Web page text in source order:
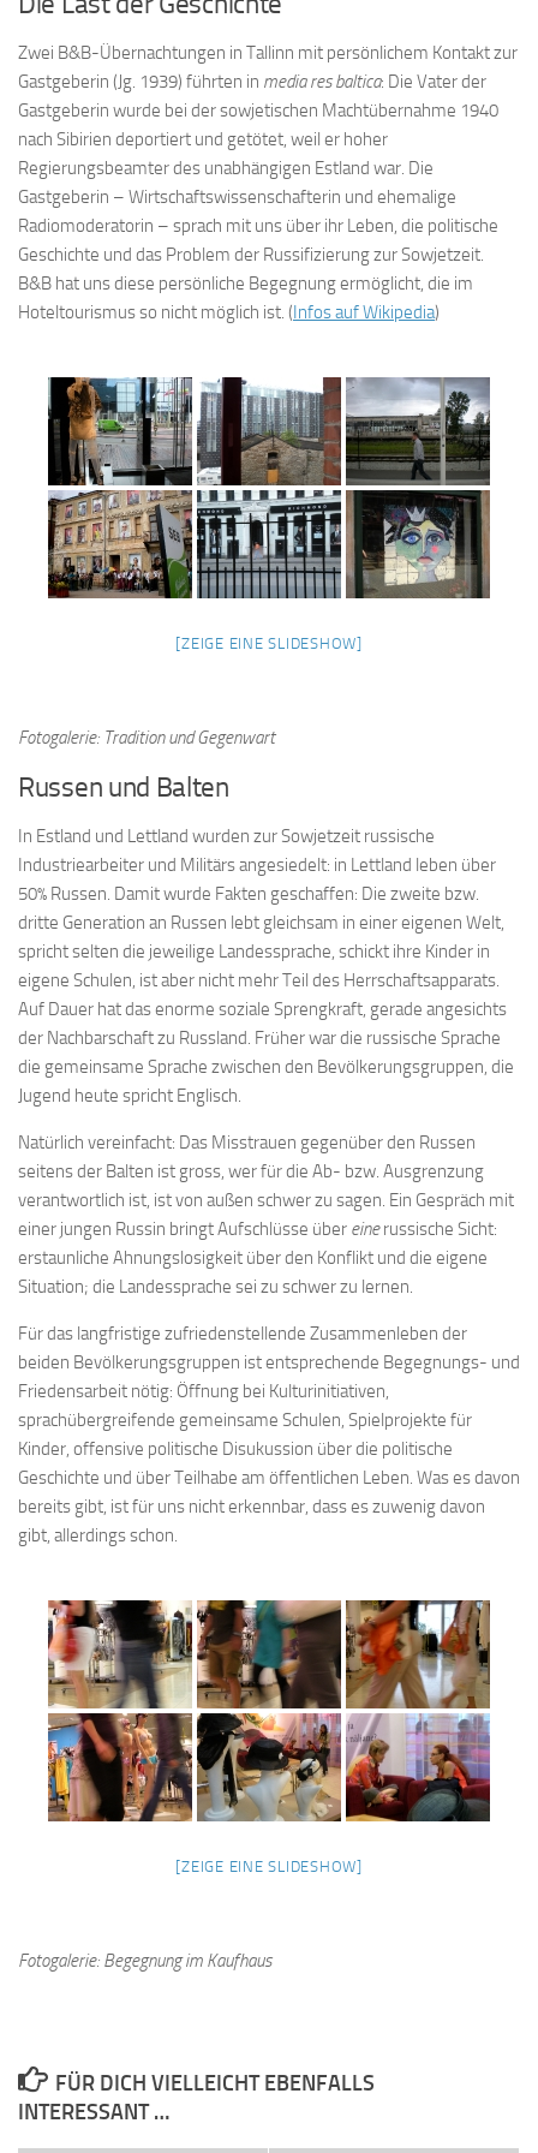
Zwei B&B-Übernachtungen in Tallinn mit persönlichem Kontakt zur
Gastgeberin (Jg. 1939) führten in media res baltica: Die Vater der
Gastgeberin wurde bei der sowjetischen Machtübernahme 1940
nach Sibirien deportiert und getötet, weil er hoher
Regierungsbeamter des unabhängigen Estland war. Die
Gastgeberin – Wirtschaftswissenschafterin und ehemalige
Radiomoderatorin – sprach mit uns über ihr Leben, die politische
Geschichte und das Problem der Russifizierung zur Sowjetzeit.
B&B hat uns diese persönliche Begegnung ermöglicht, die im
Hoteltourismus so nicht möglich ist. (Infos auf Wikipedia)
[ZEIGE EINE SLIDESHOW]
Fotogalerie: Tradition und Gegenwart
Russen und Balten
In Estland und Lettland wurden zur Sowjetzeit russische
Industriearbeiter und Militärs angesiedelt: in Lettland leben über
50% Russen. Damit wurde Fakten geschaffen: Die zweite bzw.
dritte Generation an Russen lebt gleichsam in einer eigenen Welt,
spricht selten die jeweilige Landessprache, schickt ihre Kinder in
eigene Schulen, ist aber nicht mehr Teil des Herrschaftsapparats.
Auf Dauer hat das enorme soziale Sprengkraft, gerade angesichts
der Nachbarschaft zu Russland. Früher war die russische Sprache
die gemeinsame Sprache zwischen den Bevölkerungsgruppen, die
Jugend heute spricht Englisch.
Natürlich vereinfacht: Das Misstrauen gegenüber den Russen
seitens der Balten ist gross, wer für die Ab- bzw. Ausgrenzung
verantwortlich ist, ist von außen schwer zu sagen. Ein Gespräch mit
einer jungen Russin bringt Aufschlüsse über einerussische Sicht:
erstaunliche Ahnungslosigkeit über den Konflikt und die eigene
Situation; die Landessprache sei zu schwer zu lernen.
Für das langfristige zufriedenstellende Zusammenleben der
beiden Bevölkerungsgruppen ist entsprechende Begegnungs- und
Friedensarbeit nötig: Öffnung bei Kulturinitiativen,
sprachübergreifende gemeinsame Schulen, Spielprojekte für
Kinder, offensive politische Disukussion über die politische
Geschichte und über Teilhabe am öffentlichen Leben. Was es davon
bereits gibt, ist für uns nicht erkennbar, dass es zuwenig davon
gibt, allerdings schon.
[ZEIGE EINE SLIDESHOW]
Fotogalerie: Begegnung im Kaufhaus
FÜR DICH VIELLEICHT EBENFALLS
INTERESSANT …